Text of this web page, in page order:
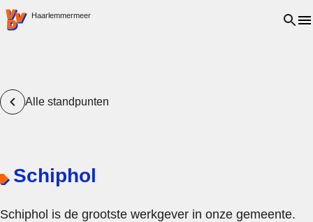
VVD.nl - Ga naar de homepage
Haarlemmermeer Open
Alle standpunten
Schiphol
Schiphol is de grootste werkgever in onze gemeente.